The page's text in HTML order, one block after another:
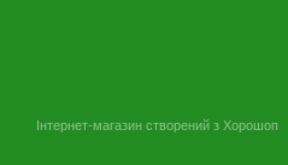
Інтернет-магазин створений з Хорошоп